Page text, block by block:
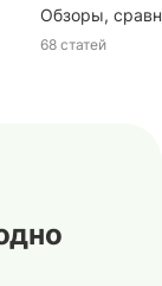
Обзоры,
68 статей